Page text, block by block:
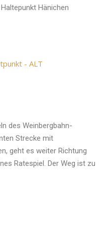
Hänichen
des Weinbergbahn-
Strecke mit
geht es weiter Richtung
Ratespiel. Der Weg ist zu